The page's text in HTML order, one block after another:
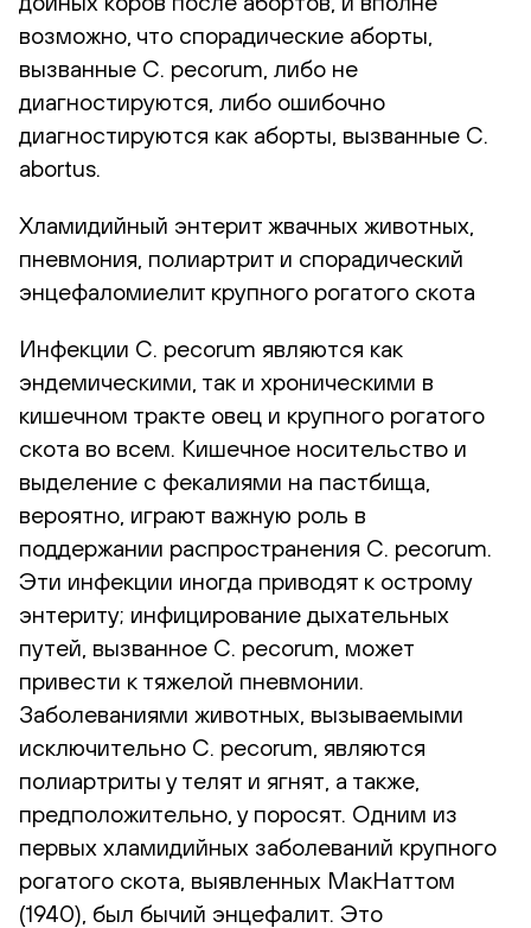
возможно, что спорадические аборты,
вызванные C. pecorum, либо не
диагностируются, либо ошибочно
диагностируются как аборты, вызванные C.
abortus.
Хламидийный энтерит жвачных животных,
пневмония, полиартрит и спорадический
энцефаломиелит крупного рогатого скота
Инфекции C. pecorum являются как
эндемическими, так и хроническими в
кишечном тракте овец и крупного рогатого
скота во всем. Кишечное носительство и
выделение с фекалиями на пастбища,
вероятно, играют важную роль в
поддержании распространения C. pecorum.
Эти инфекции иногда приводят к острому
энтериту; инфицирование дыхательных
путей, вызванное C. pecorum, может
привести к тяжелой пневмонии.
Заболеваниями животных, вызываемыми
исключительно C. pecorum, являются
полиартриты у телят и ягнят, а также,
предположительно, у поросят. Одним из
первых хламидийных заболеваний крупного
рогатого скота, выявленных МакНаттом
(1940), был бычий энцефалит. Это